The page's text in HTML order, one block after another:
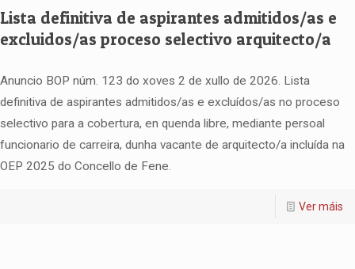
Lista definitiva de aspirantes admitidos/as e
excluidos/as proceso selectivo arquitecto/a
Anuncio BOP núm. 123 do xoves 2 de xullo de 2026. Lista
definitiva de aspirantes admitidos/as e excluídos/as no proceso
selectivo para a cobertura, en quenda libre, mediante persoal
funcionario de carreira, dunha vacante de arquitecto/a incluída na
OEP 2025 do Concello de Fene.
Ver máis